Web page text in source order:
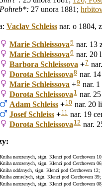
Pohreb*: 27 unora 1881;
Vaclav Schleiss nar. o 1804,
Marie Schleissova5 nar. 13
Marie Schleissova6 nar. 20
Barbora Schleissova +7
Dorota Schleissova8 nar.
Marie Schleissova +9 nar.
Dorota Schleissova 1 nar.
Adam Schleiss +10 nar. 20
Josef Schleiss +11 nar. 19
Dorota Schleissova 12 nar.
Kniha narozenych, sign. Klenci pod Cerchovem
Kniha narozenych, sign. Klenci pod Cerchovem
Kniha oddanych, sign. Klenci pod Cerchovem
Kniha zemrelych, sign. Klenci pod Cerchovem
Kniha narozenych, sign. Klenci pod Cerchovem